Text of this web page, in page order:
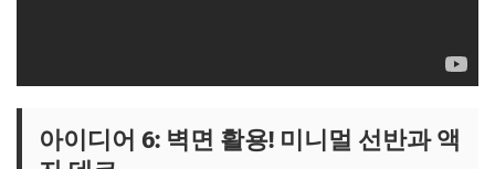
아이디어 6: 벽면 활용! 미니멀 선반과 액